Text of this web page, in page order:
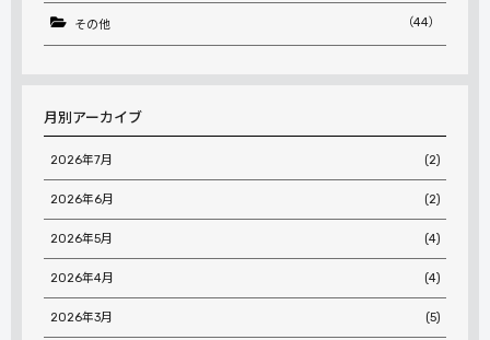
その他 （44）
月別アーカイブ
2026年7月 (2)
2026年6月 (2)
2026年5月 (4)
2026年4月 (4)
2026年3月 (5)